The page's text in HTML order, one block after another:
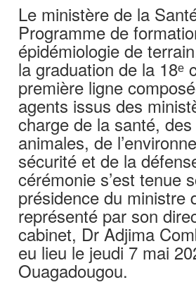
Le ministère de la
Programme de
épidémiologie de
la graduation de la 18ᵉ
première ligne
agents issus des
charge de la santé,
animales, de
sécurité et de la
cérémonie s’est tenue
présidence du ministre
représenté par son
cabinet, Dr Adjima
eu lieu le jeudi 7 mai
Ouagadougou.